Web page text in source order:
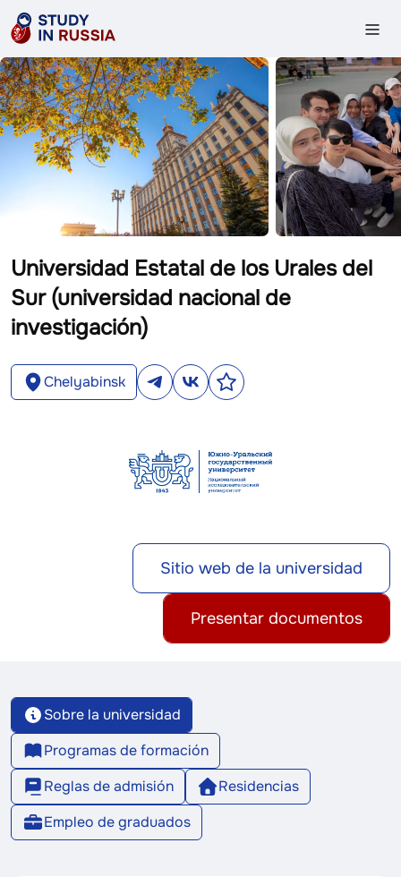
Universidad Estatal de los Urales del
Sur (universidad nacional de
investigación)
Chelyabinsk
Sitio web de la universidad
Presentar documentos
Sobre la universidad
Programas de formación
Reglas de admisión
Residencias
Empleo de graduados